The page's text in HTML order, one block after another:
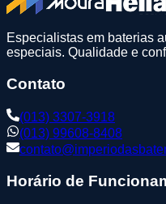
Especialistas em baterias
especiais. Qualidade e
Contato
(013) 3307-3918
(013) 99608-8408
Horário de